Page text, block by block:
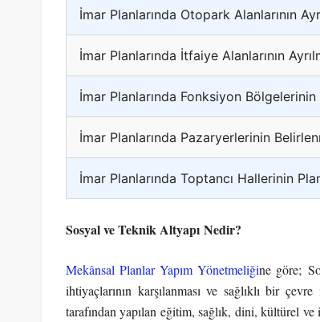
İmar Planlarında Otopark Alanlarının
İmar Planlarında İtfaiye Alanlarının
İmar Planlarında Fonksiyon Bölgelerinin
İmar Planlarında Pazaryerlerinin
İmar Planlarında Toptancı Hallerinin
Sosyal ve Teknik Altyapı Nedir?
Mekânsal Planlar Yapım Yönetmeliğine göre;
ihtiyaçlarının karşılanması ve sağlıklı bir
tarafından yapılan eğitim, sağlık, dini, kültürel